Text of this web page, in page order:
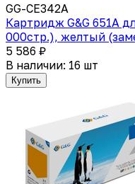
GG-CE342A
Картридж G&G 651A
000стр.), желтый
5 586 ₽
В наличии: 16 шт
Купить